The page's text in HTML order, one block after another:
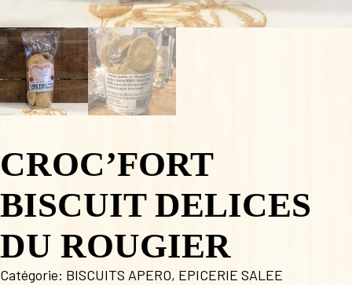
CROC’FORT
BISCUIT DELICES
DU ROUGIER
Catégorie: BISCUITS APERO, EPICERIE SALEE